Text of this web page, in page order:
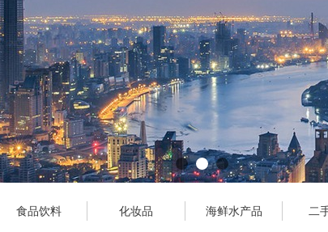
食品饮料 化妆品 海鲜水产品 二